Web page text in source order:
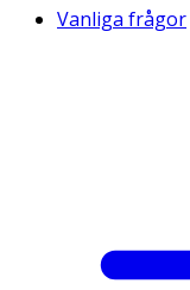
Vanliga frågor